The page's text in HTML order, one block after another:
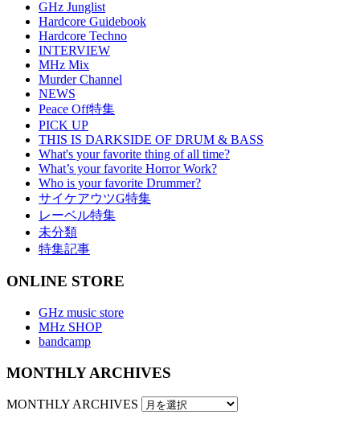
GHz Junglist
Hardcore Guidebook
Hardcore Techno
INTERVIEW
MHz Mix
Murder Channel
NEWS
Peace Off特集
PICK UP
THIS IS DARKSIDE OF DRUM & BASS
What's your favorite thing of all time?
What’s your favorite Horror Work?
Who is your favorite Drummer?
サイケアウツG特集
レーベル特集
未分類
特集記事
ONLINE STORE
GHz music store
MHz SHOP
bandcamp
MONTHLY ARCHIVES
MONTHLY ARCHIVES